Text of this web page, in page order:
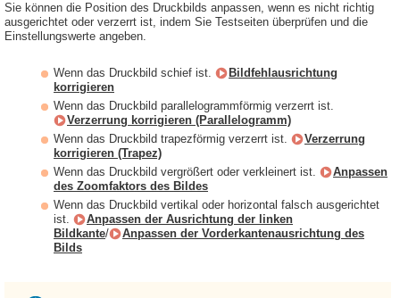
Sie können die Position des Druckbilds anpassen, wenn es nicht richtig
ausgerichtet oder verzerrt ist, indem Sie Testseiten überprüfen und die
Einstellungswerte angeben.
Wenn das Druckbild schief ist.
Bildfehlausrichtung
korrigieren
Wenn das Druckbild parallelogrammförmig verzerrt ist.
Verzerrung korrigieren (Parallelogramm)
Wenn das Druckbild trapezförmig verzerrt ist.
Verzerrung
korrigieren (Trapez)
Wenn das Druckbild vergrößert oder verkleinert ist.
Anpassen
des Zoomfaktors des Bildes
Wenn das Druckbild vertikal oder horizontal falsch ausgerichtet
ist.
Anpassen der Ausrichtung der linken
Bildkante/
Anpassen der Vorderkantenausrichtung des
Bilds